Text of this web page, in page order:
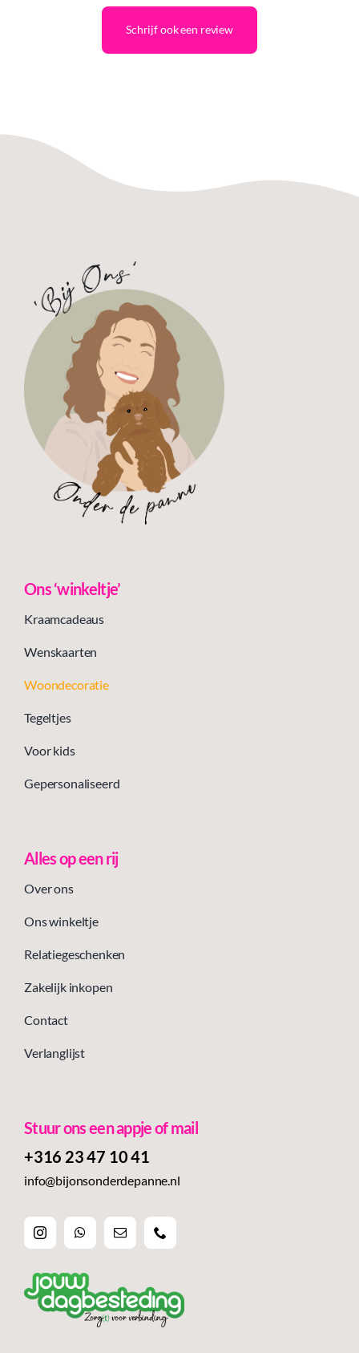
Schrijf ook een review
Ons ‘winkeltje’
Kraamcadeaus
Wenskaarten
Woondecoratie
Tegeltjes
Voor kids
Gepersonaliseerd
Alles op een rij
Over ons
Ons winkeltje
Relatiegeschenken
Zakelijk inkopen
Contact
Verlanglijst
Stuur ons een appje of mail
+316 23 47 10 41‬
info@bijonsonderdepanne.nl